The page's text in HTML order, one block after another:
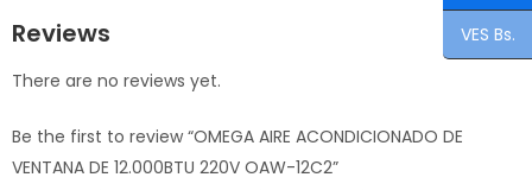
Reviews
There are no reviews yet.
Be the first to review “OMEGA AIRE ACONDICIONADO DE
VENTANA DE 12.000BTU 220V OAW-12C2”
VES Bs.